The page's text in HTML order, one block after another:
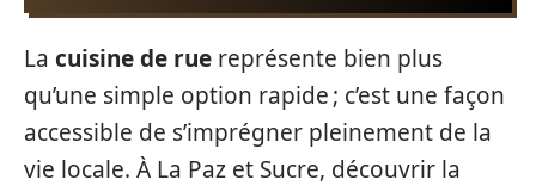
La cuisine de rue représente bien plus
qu’une simple option rapide ; c’est une façon
accessible de s’imprégner pleinement de la
vie locale. À La Paz et Sucre, découvrir la